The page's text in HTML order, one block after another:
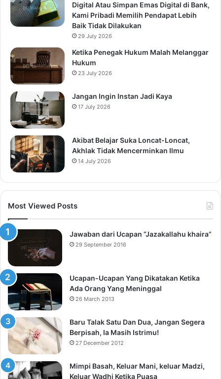
Digital Atau Simpan Emas Digital di Bank,
Kami Pribadi Memilih Pendapat Lebih
Baik Tidak Dilakukan
29 July 2026
Ketika Penegak Hukum Malah Melanggar
Hukum
23 July 2026
Jangan Ingin Instan Jadi Kaya
17 July 2026
Akibat Belajar Suka Loncat-Loncat,
Akhlak Tidak Mencerminkan Ilmu
14 July 2026
Most Viewed Posts
Jawaban dari Ucapan “Jazakallahu khaira”
29 September 2016
Ucapan-Ucapan Yang Dikatakan Ketika
Ada Orang Yang Meninggal
26 March 2013
Baru Talak Satu Dan Dua, Jangan Segera
Berpisah, Ia Masih Istrimu!
27 December 2012
Mimpi Basah, Keluar Mani, keluar Madzi,
Keluar Wadhi Ketika Puasa